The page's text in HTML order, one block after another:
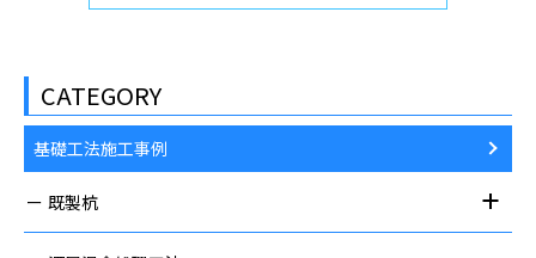
CATEGORY
基礎工法施工事例
既製杭